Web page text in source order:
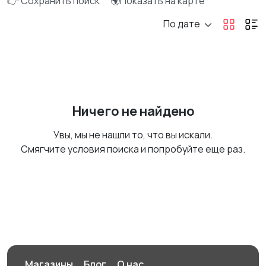
По дате
Ничего не найдено
Увы, мы не нашли то, что вы искали.
Смягчите условия поиска и попробуйте еще раз.